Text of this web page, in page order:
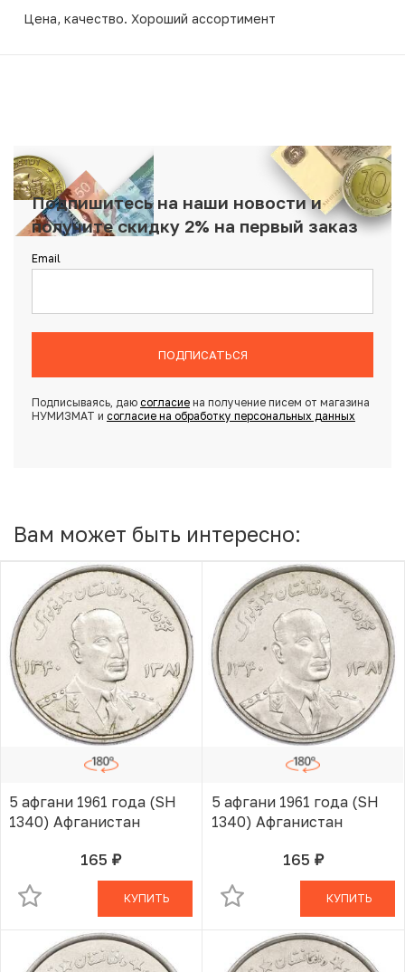
Цена, качество. Хороший ассортимент
Подпишитесь на наши новости и
получите скидку 2% на первый заказ
Email
ПОДПИСАТЬСЯ
Подписываясь, даю согласиена получение писем от магазина
НУМИЗМАТ и согласие на обработку персональных данных
Вам может быть интересно:
5 афгани 1961 года (SH
1340) Афганистан
165 руб.В КОРЗИНЕ
КУПИТЬ
5 афгани 1961 года (SH
1340) Афганистан
165 руб.В КОРЗИНЕ
КУПИТЬ